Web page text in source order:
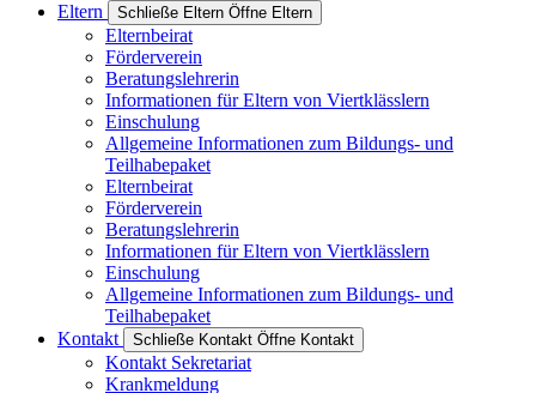
Eltern
Schließe Eltern Öffne Eltern
Elternbeirat
Förderverein
Beratungslehrerin
Informationen für Eltern von Viertklässlern
Einschulung
Allgemeine Informationen zum Bildungs- und
Teilhabepaket
Elternbeirat
Förderverein
Beratungslehrerin
Informationen für Eltern von Viertklässlern
Einschulung
Allgemeine Informationen zum Bildungs- und
Teilhabepaket
Kontakt
Schließe Kontakt Öffne Kontakt
Kontakt Sekretariat
Krankmeldung